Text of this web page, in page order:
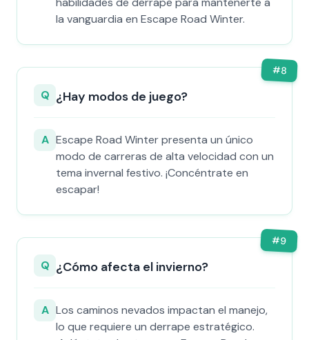
la vanguardia en Escape Road Winter.
#8
Q ¿Hay modos de juego?
A Escape Road Winter presenta un único
modo de carreras de alta velocidad con un
tema invernal festivo. ¡Concéntrate en
escapar!
#9
Q ¿Cómo afecta el invierno?
A Los caminos nevados impactan el manejo,
lo que requiere un derrape estratégico.